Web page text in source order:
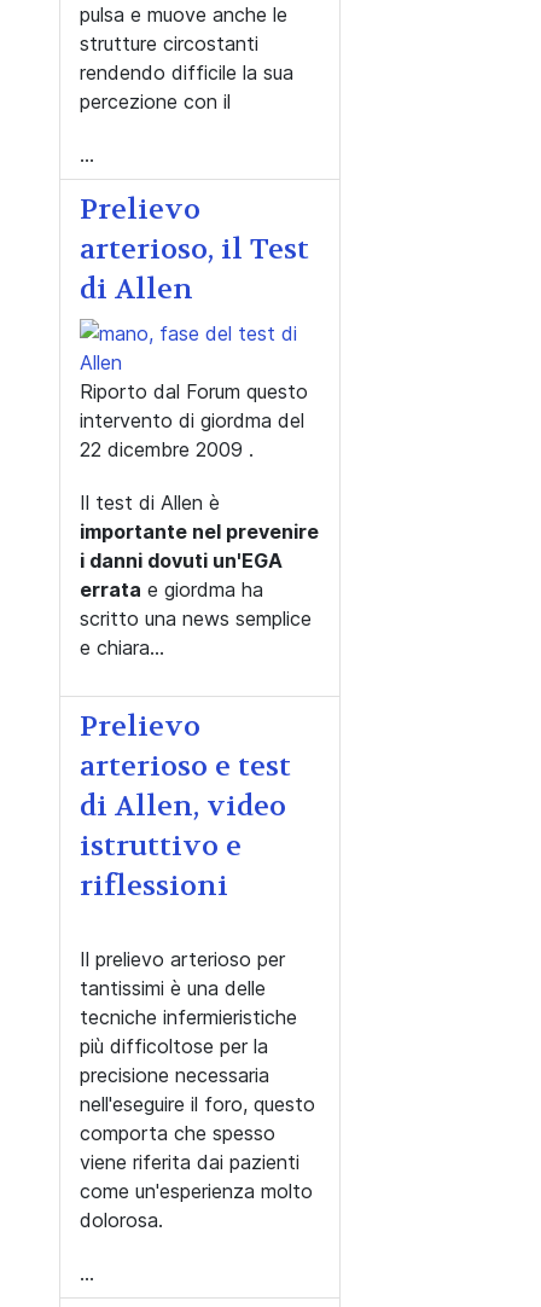
pulsa e muove anche le
strutture circostanti
rendendo difficile la sua
percezione con il
...
Prelievo
arterioso, il Test
di Allen
Riporto dal Forum questo
intervento di giordma del
22 dicembre 2009 .
Il test di Allen è
importante nel prevenire
i danni dovuti un'EGA
errata e giordma ha
scritto una news semplice
e chiara...
Prelievo
arterioso e test
di Allen, video
istruttivo e
riflessioni
Il prelievo arterioso per
tantissimi è una delle
tecniche infermieristiche
più difficoltose per la
precisione necessaria
nell'eseguire il foro, questo
comporta che spesso
viene riferita dai pazienti
come un'esperienza molto
dolorosa.
...